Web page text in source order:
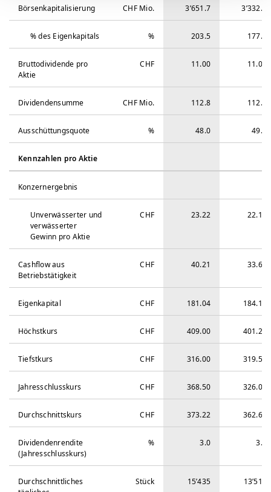
Börsenkapitalisierung CHF Mio. 3’651.7 3’332.8
% des Eigenkapitals % 203.5 177.0
Bruttodividende pro
Aktie
CHF 11.00 11.00
Dividendensumme CHF Mio. 112.8 112.8
Ausschüttungsquote % 48.0 49.7
Kennzahlen pro Aktie
Konzernergebnis
Unverwässerter und
verwässerter
Gewinn pro Aktie
CHF 23.22 22.15
Cashflow aus
Betriebstätigkeit
CHF 40.21 33.66
Eigenkapital CHF 181.04 184.15
Höchstkurs CHF 409.00 401.20
Tiefstkurs CHF 316.00 319.50
Jahresschlusskurs CHF 368.50 326.00
Durchschnittskurs CHF 373.22 362.63
Dividendenrendite
(Jahresschlusskurs)
% 3.0 3.4
Durchschnittliches
Stück 15’435 13’510